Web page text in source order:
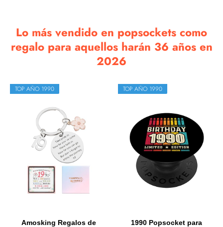
Lo más vendido en popsockets como
regalo para aquellos harán 36 años en
2026
TOP AÑO 1990
Amosking Regalos de
TOP AÑO 1990
1990 Popsocket para